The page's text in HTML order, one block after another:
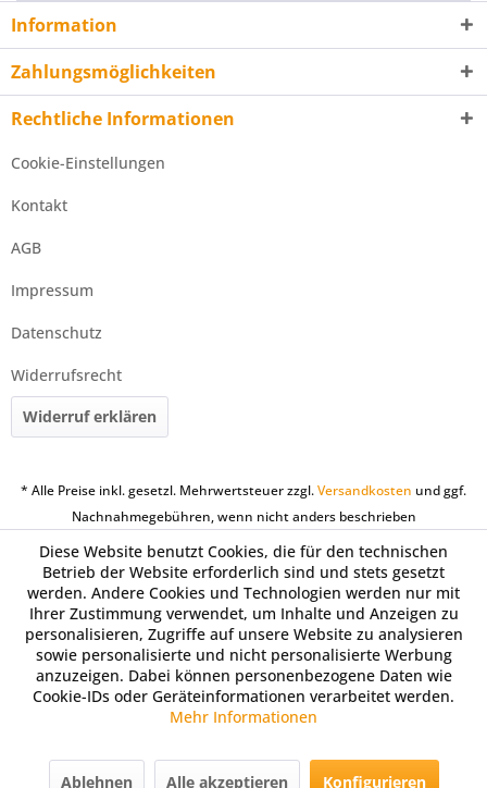
Information
Zahlungsmöglichkeiten
Rechtliche Informationen
Cookie-Einstellungen
Kontakt
AGB
Impressum
Datenschutz
Widerrufsrecht
Widerruf erklären
* Alle Preise inkl. gesetzl. Mehrwertsteuer zzgl.Versandkosten und ggf.
Nachnahmegebühren, wenn nicht anders beschrieben
Diese Website benutzt Cookies, die für den technischen
Betrieb der Website erforderlich sind und stets gesetzt
werden. Andere Cookies und Technologien werden nur mit
Ihrer Zustimmung verwendet, um Inhalte und Anzeigen zu
personalisieren, Zugriffe auf unsere Website zu analysieren
sowie personalisierte und nicht personalisierte Werbung
anzuzeigen. Dabei können personenbezogene Daten wie
Cookie-IDs oder Geräteinformationen verarbeitet werden.
Mehr Informationen
Ablehnen Alle akzeptieren Konfigurieren